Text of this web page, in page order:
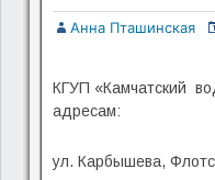
Анна Пташинская
КГУП «Камчатский
адресам:
ул. Карбышева,